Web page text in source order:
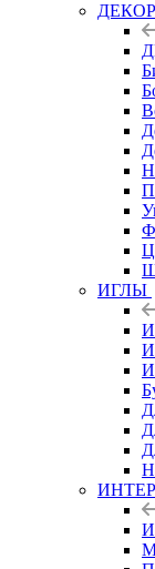
ДЕКОР
ИГЛЫ